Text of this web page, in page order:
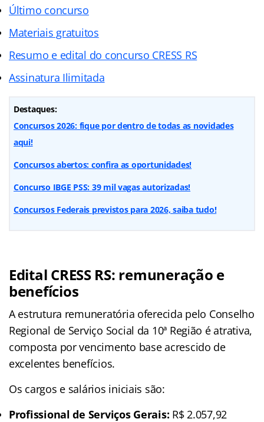
Último concurso
Materiais gratuitos
Resumo e edital do concurso CRESS RS
Assinatura Ilimitada
Destaques:
Concursos 2026: fique por dentro de todas as novidades
aqui!
Concursos abertos: confira as oportunidades!
Concurso IBGE PSS: 39 mil vagas autorizadas!
Concursos Federais previstos para 2026, saiba tudo!
Edital CRESS RS: remuneração e
benefícios
A estrutura remuneratória oferecida pelo Conselho
Regional de Serviço Social da 10ª Região é atrativa,
composta por vencimento base acrescido de
excelentes benefícios.
Os cargos e salários iniciais são:
Profissional de Serviços Gerais: R$ 2.057,92